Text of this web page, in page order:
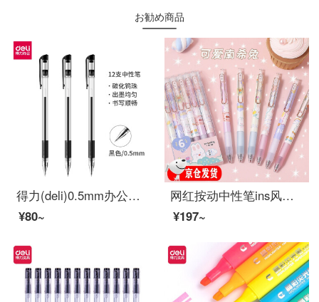
お勧め商品
得力(deli)0.5mm办公中性笔 水笔签字笔 12支/盒黑色34567
¥80~
网红按动中性笔ins风按动笔可爱少女心学生高颜值笔男女生笔 南希兔【6支装】
¥197~